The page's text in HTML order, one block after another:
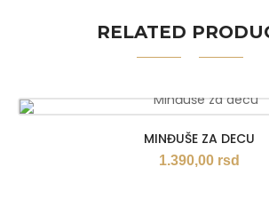
RELATED
MINĐUŠE ZA DECU
1.390,00 rsd